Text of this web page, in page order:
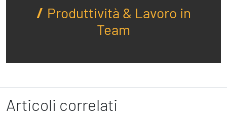
Produttività & Lavoro in
Team
Articoli correlati